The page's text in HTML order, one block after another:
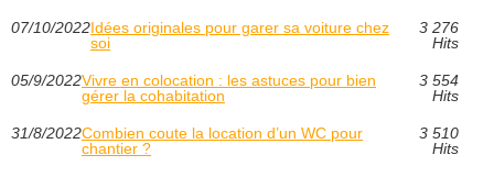
07/10/2022Idées originales pour garer sa voiture chez
soi
3 276
Hits
05/9/2022Vivre en colocation : les astuces pour bien
gérer la cohabitation
3 554
Hits
31/8/2022Combien coute la location d’un WC pour
chantier ?
3 510
Hits